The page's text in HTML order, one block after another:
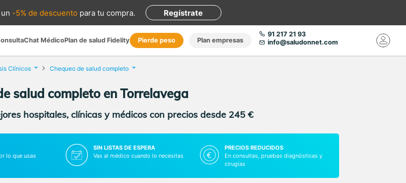
un -5% de descuento para tu compra. Regístrate
Chat MédicoPlan de salud Fidelity Pierde peso Plan empresas
91 217 21 93
info@saludonnet.com
Clínicos Chequeo de salud completo
salud completo en Torrelavega
hospitales, clínicas y médicos con precios desde 245 €
lo que usas
SIN LISTAS DE ESPERA
Vas al médico cuando lo necesitas
PRECIOS REDUCIDOS
En consultas, pruebas diagnósticas y
cirugías